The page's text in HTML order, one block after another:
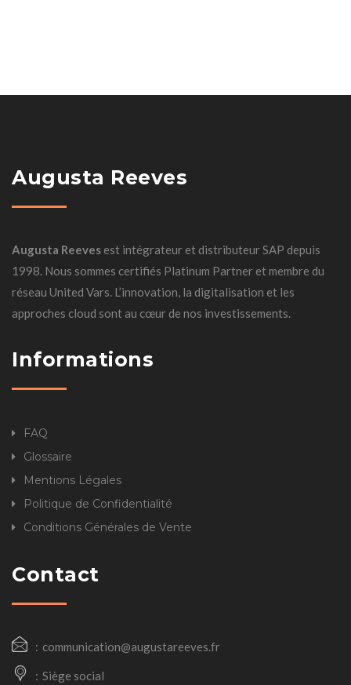
Augusta Reeves
Augusta Reeves est intégrateur et distributeur SAP depuis
1998. Nous sommes certifiés Platinum Partner et membre du
réseau United Vars. L’innovation, la digitalisation et les
approches cloud sont au cœur de nos investissements.
Informations
FAQ
Glossaire
Mentions Légales
Politique de Confidentialité
Conditions Générales de Vente
Contact
communication@augustareeves.fr
Siège social